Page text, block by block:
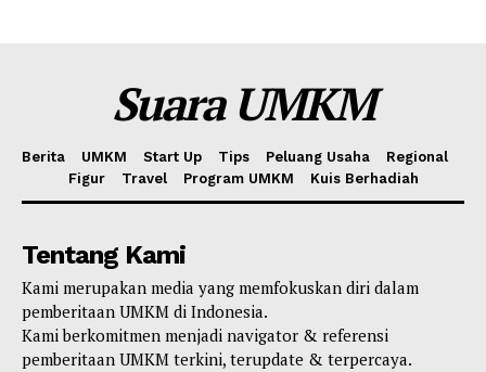
Suara UMKM
Berita UMKM Start Up Tips Peluang Usaha
Regional
Figur
Travel Program UMKM Kuis Berhadiah
Tentang Kami
Kami merupakan media yang memfokuskan diri dalam
pemberitaan UMKM di Indonesia.
Kami berkomitmen menjadi navigator & referensi
pemberitaan UMKM terkini, terupdate & terpercaya.